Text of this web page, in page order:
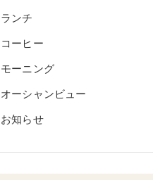
ランチ
コーヒー
モーニング
オーシャンビュー
お知らせ